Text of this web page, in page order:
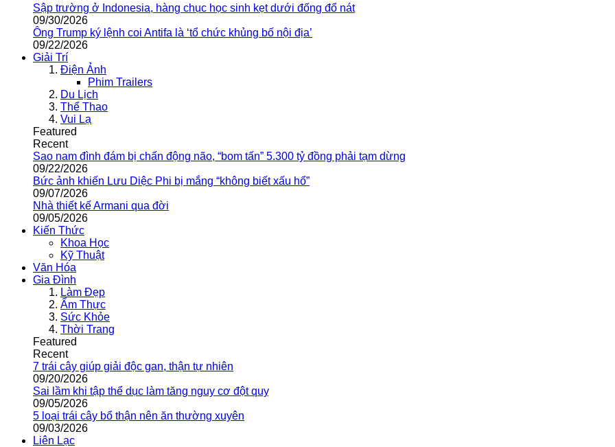
Sập trường ở Indonesia, hàng chục học sinh kẹt dưới đống đổ nát
09/30/2026
Ông Trump ký lệnh coi Antifa là ‘tổ chức khủng bố nội địa’
09/22/2026
Giải Trí
Điện Ảnh
Phim Trailers
Du Lịch
Thể Thao
Vui Lạ
Featured
Recent
Sao nam đình đám bị chấn động não, “bom tấn” 5.300 tỷ đồng phải tạm dừng
09/22/2026
Bức ảnh khiến Lưu Diệc Phi bị mắng “không biết xấu hổ”
09/07/2026
Nhà thiết kế Armani qua đời
09/05/2026
Kiến Thức
Khoa Học
Kỹ Thuật
Văn Hóa
Gia Đình
Làm Đẹp
Ẩm Thực
Sức Khỏe
Thời Trang
Featured
Recent
7 trái cây giúp giải độc gan, thận tự nhiên
09/20/2026
Sai lầm khi tập thể dục làm tăng nguy cơ đột quỵ
09/05/2026
5 loại trái cây bổ thận nên ăn thường xuyên
09/03/2026
Liên Lạc